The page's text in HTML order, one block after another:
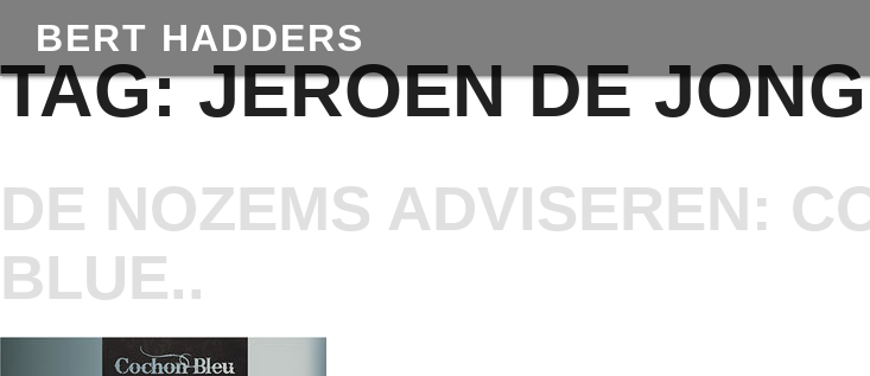
BERT HADDERS
TAG:JEROEN DE JONG
DE NOZEMS ADVISEREN:
BLUE..